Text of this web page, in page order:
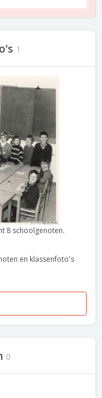
1
8 schoolgenoten.
en klassenfoto's
0